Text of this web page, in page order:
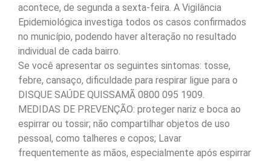
acontece, de segunda a sexta-feira. A Vigilância
Epidemiológica investiga todos os casos confirmados
no município, podendo haver alteração no resultado
individual de cada bairro.
Se você apresentar os seguintes sintomas: tosse,
febre, cansaço, dificuldade para respirar ligue para o
DISQUE SAÚDE QUISSAMÃ 0800 095 1909.
MEDIDAS DE PREVENÇÃO: proteger nariz e boca ao
espirrar ou tossir; não compartilhar objetos de uso
pessoal, como talheres e copos; Lavar
frequentemente as mãos, especialmente após espirrar